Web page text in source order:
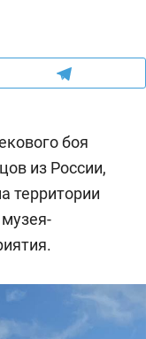
боя
из России,
территории